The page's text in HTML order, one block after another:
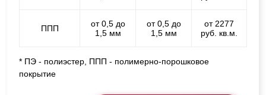
ППП
от 0,5 до
1,5 мм
от 0,5 до
1,5 мм
от 2277
руб. кв.м.
* ПЭ - полиэстер, ППП - полимерно-порошковое
покрытие